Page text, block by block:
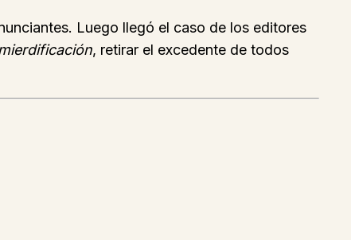
Luego llegó el caso de los editores
, retirar el excedente de todos